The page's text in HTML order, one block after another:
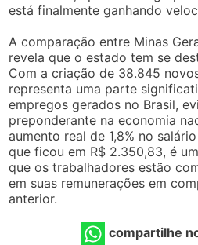
está finalmente ganhando
A comparação entre Minas
revela que o estado tem se
Com a criação de 38.845
representa uma parte
empregos gerados no Brasil,
preponderante na economia
aumento real de 1,8% no
que ficou em R$ 2.350,83, é
que os trabalhadores estão
em suas remunerações em
anterior.
compartilhe